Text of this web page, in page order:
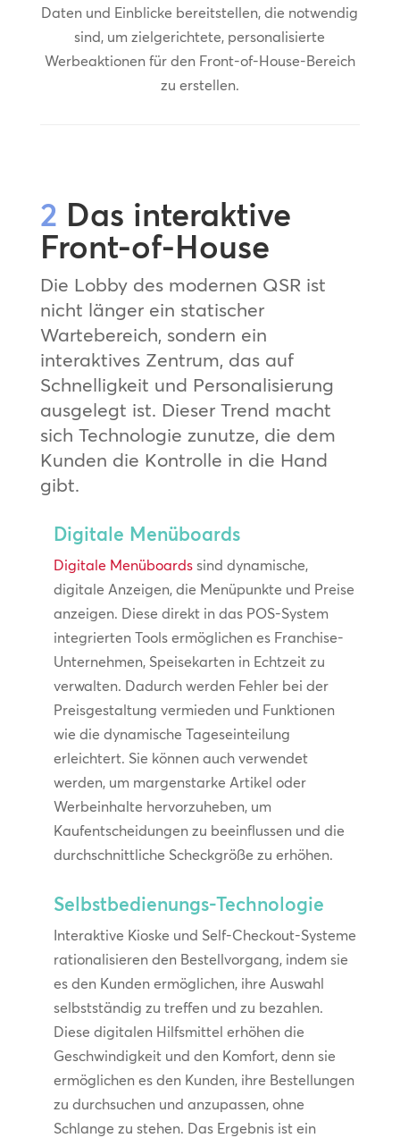
Daten und Einblicke bereitstellen, die notwendig
sind, um zielgerichtete, personalisierte
Werbeaktionen für den Front-of-House-Bereich
zu erstellen.
2 Das interaktive
Front-of-House
Die Lobby des modernen QSR ist
nicht länger ein statischer
Wartebereich, sondern ein
interaktives Zentrum, das auf
Schnelligkeit und Personalisierung
ausgelegt ist. Dieser Trend macht
sich Technologie zunutze, die dem
Kunden die Kontrolle in die Hand
gibt.
Digitale Menüboards
Digitale Menüboardssind dynamische,
digitale Anzeigen, die Menüpunkte und Preise
anzeigen. Diese direkt in das POS-System
integrierten Tools ermöglichen es Franchise-
Unternehmen, Speisekarten in Echtzeit zu
verwalten. Dadurch werden Fehler bei der
Preisgestaltung vermieden und Funktionen
wie die dynamische Tageseinteilung
erleichtert. Sie können auch verwendet
werden, um margenstarke Artikel oder
Werbeinhalte hervorzuheben, um
Kaufentscheidungen zu beeinflussen und die
durchschnittliche Scheckgröße zu erhöhen.
Selbstbedienungs-Technologie
Interaktive Kioske und Self-Checkout-Systeme
rationalisieren den Bestellvorgang, indem sie
es den Kunden ermöglichen, ihre Auswahl
selbstständig zu treffen und zu bezahlen.
Diese digitalen Hilfsmittel erhöhen die
Geschwindigkeit und den Komfort, denn sie
ermöglichen es den Kunden, ihre Bestellungen
zu durchsuchen und anzupassen, ohne
Schlange zu stehen. Das Ergebnis ist ein